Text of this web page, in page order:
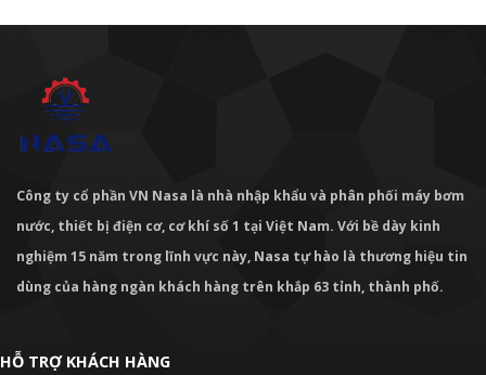
Công ty cổ phần VN Nasa là nhà nhập khẩu và phân phối máy bơm
nước, thiết bị điện cơ, cơ khí số 1 tại Việt Nam. Với bề dày kinh
nghiệm 15 năm trong lĩnh vực này, Nasa tự hào là thương hiệu tin
dùng của hàng ngàn khách hàng trên khắp 63 tỉnh, thành phố.
HỖ TRỢ KHÁCH HÀNG